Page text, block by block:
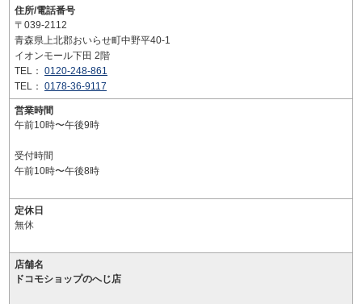
住所/電話番号
〒039-2112
青森県上北郡おいらせ町中野平40-1
イオンモール下田 2階
TEL： 0120-248-861
TEL： 0178-36-9117
営業時間
午前10時〜午後9時
受付時間
午前10時〜午後8時
定休日
無休
店舗名
ドコモショップのへじ店